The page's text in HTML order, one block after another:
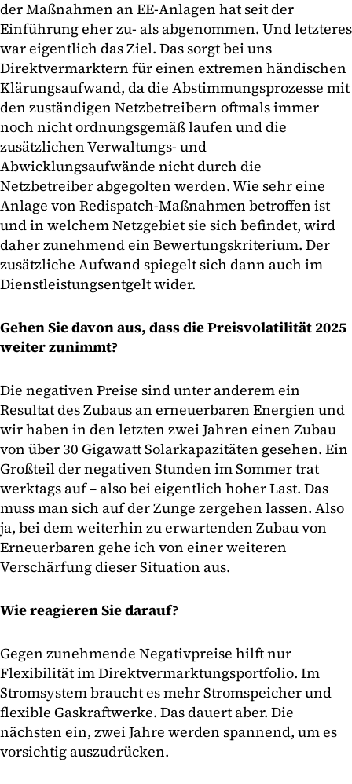
der Maßnahmen an EE-Anlagen hat seit der
Einführung eher zu- als abgenommen. Und letzteres
war eigentlich das Ziel. Das sorgt bei uns
Direktvermarktern für einen extremen händischen
Klärungsaufwand, da die Abstimmungsprozesse mit
den zuständigen Netzbetreibern oftmals immer
noch nicht ordnungsgemäß laufen und die
zusätzlichen Verwaltungs- und
Abwicklungsaufwände nicht durch die
Netzbetreiber abgegolten werden. Wie sehr eine
Anlage von Redispatch-Maßnahmen betroffen ist
und in welchem Netzgebiet sie sich befindet, wird
daher zunehmend ein Bewertungskriterium. Der
zusätzliche Aufwand spiegelt sich dann auch im
Dienstleistungsentgelt wider.
Gehen Sie davon aus, dass die Preisvolatilität 2025
weiter zunimmt?
Die negativen Preise sind unter anderem ein
Resultat des Zubaus an erneuerbaren Energien und
wir haben in den letzten zwei Jahren einen Zubau
von über 30 Gigawatt Solarkapazitäten gesehen. Ein
Großteil der negativen Stunden im Sommer trat
werktags auf – also bei eigentlich hoher Last. Das
muss man sich auf der Zunge zergehen lassen. Also
ja, bei dem weiterhin zu erwartenden Zubau von
Erneuerbaren gehe ich von einer weiteren
Verschärfung dieser Situation aus.
Wie reagieren Sie darauf?
Gegen zunehmende Negativpreise hilft nur
Flexibilität im Direktvermarktungsportfolio. Im
Stromsystem braucht es mehr Stromspeicher und
flexible Gaskraftwerke. Das dauert aber. Die
nächsten ein, zwei Jahre werden spannend, um es
vorsichtig auszudrücken.